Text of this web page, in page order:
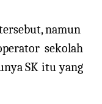
namun
sekolah
SK itu yang